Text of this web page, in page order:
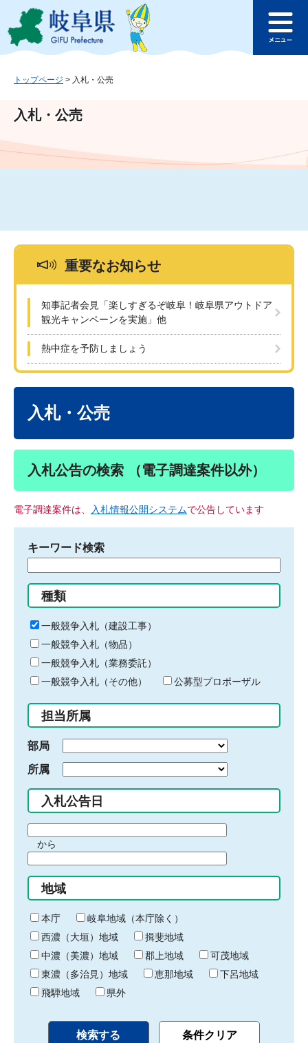
ジ
ュ
文
このページの本文へ
ュ
トップページ > 入札・公売
入札・公売
重要なお知らせ
知事記者会見「楽しすぎるぞ岐阜！岐阜県アウトドア
観光キャンペーンを実施」他
熱中症を予防しましょう
入札・公売
入札公告の検索 （電子調達案件以外）
電子調達案件は、 入札情報公開システムで公告しています
キーワード検索
る
キ
ー
ワ
ー
ド
入
力
種類
一般競争入札（建設工事）
一般競争入札（物品）
一般競争入札（業務委託）
一般競争入札（その他）
公募型プロポーザル
担当所属
部局
所属
入札公告日
間
始
り
から
間
終
わ
り
地域
本庁
岐阜地域（本庁除く）
西濃（大垣）地域
揖斐地域
中濃（美濃）地域
郡上地域
可茂地域
東濃（多治見）地域
恵那地域
下呂地域
飛騨地域
県外